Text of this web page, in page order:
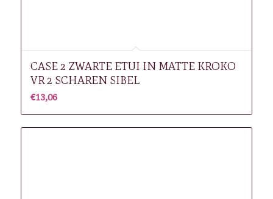
CASE 2 ZWARTE ETUI IN MATTE KROKO
VR 2 SCHAREN SIBEL
€13,06